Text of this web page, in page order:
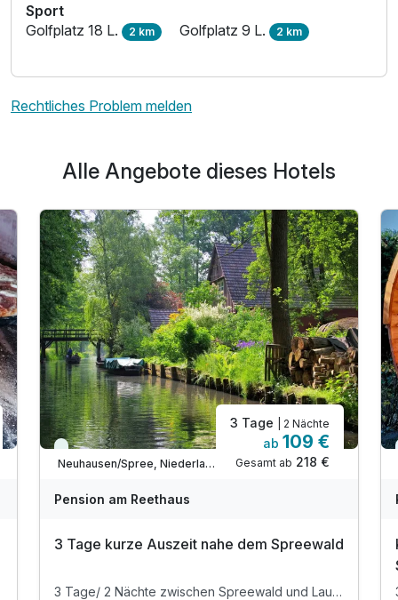
Sport
Golfplatz 18 L. 2 km Golfplatz 9 L. 2 km
Rechtliches Problem melden
Alle Angebote dieses Hotels
Viele Termine frei
Neuhausen/Spree, Niederlausitz
3 Tage | 2 Nächte
ab 109 €
Gesamt ab 218 €
Pension am Reethaus
3 Tage kurze Auszeit nahe dem Spreewald
3 Tage/ 2 Nächte zwischen Spreewald und Lausitzer Seenland